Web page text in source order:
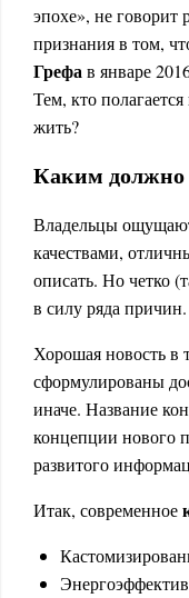
эпохе», не говорит
признания в том,
Грефав январе
Тем, кто
жить?
Каким должно
Владельцы
качествами,
описать. Но четко
в силу ряда причин.
Хорошая новость в
сформулированы
иначе. Название
концепции нового
развитого
Итак, современное